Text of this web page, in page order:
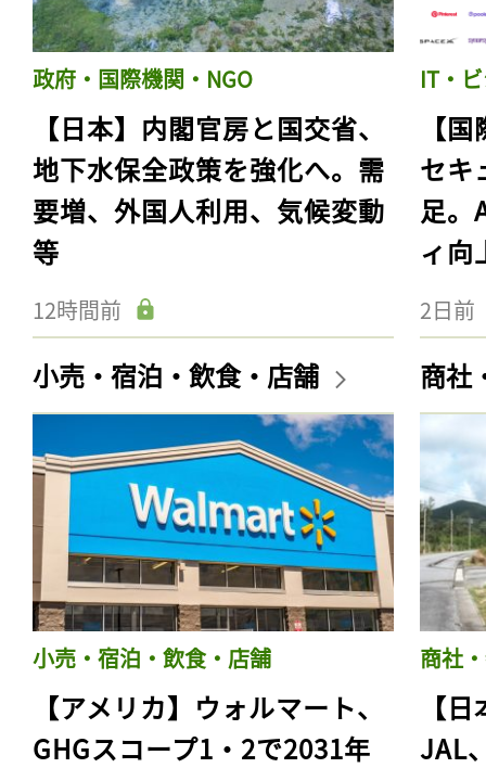
政府・国際機関・NGO
【日本】内閣官房と国交省、
地下水保全政策を強化へ。需
要増、外国人利用、気候変動
等
12時間前
IT・
【
セキ
足。
ィ向
2日前
小売・宿泊・飲食・店舗
小売・宿泊・飲食・店舗
【アメリカ】ウォルマート、
GHGスコープ1・2で2031年
商社
商社
【
JAL